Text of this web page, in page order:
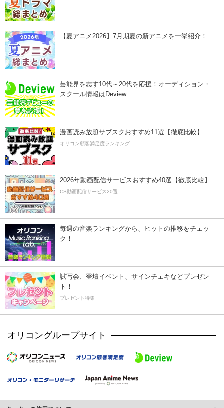
【夏アニメ2026】7月期夏の新アニメを一挙紹介！
芸能界を志す10代～20代を応援！オーディション・
スクール情報はDeview
漫画読み放題サブスクおすすめ11選【徹底比較】
オリコン顧客満足度ランキング
2026年動画配信サービスおすすめ40選【徹底比較】
CS動画配信サービス20選
毎週の音楽ランキングから、ヒットの推移をチェッ
ク！
試写会、登壇イベント、サインチェキなどプレゼン
ト！
プレゼント特集
オリコングループサイト